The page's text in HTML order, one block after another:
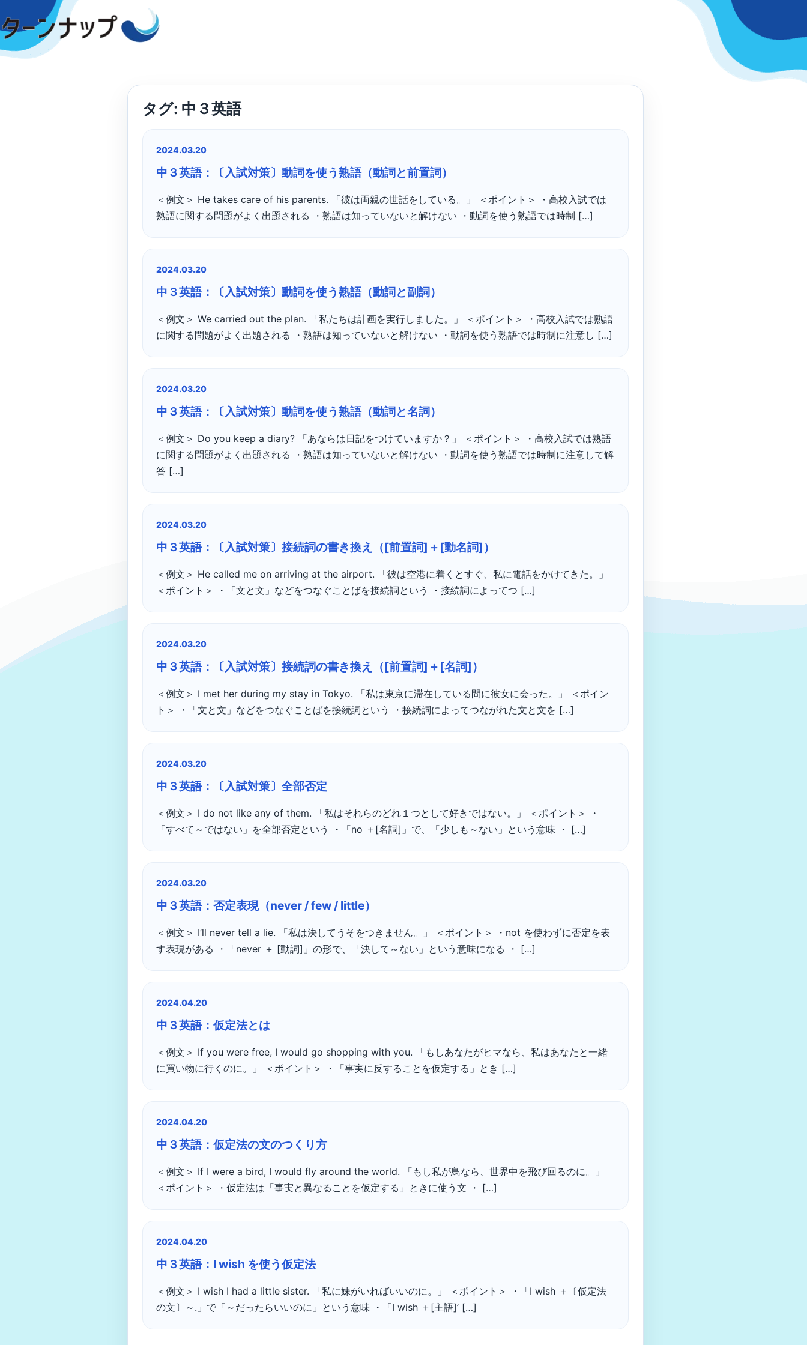
to
content
タグ: 中３英語
2024.03.20
中３英語：〔入試対策〕動詞を使う熟語（動詞と前置詞）
＜例文＞ He takes care of his parents. 「彼は両親の世話をしている。」 ＜ポイント＞ ・高校入試では
熟語に関する問題がよく出題される ・熟語は知っていないと解けない ・動詞を使う熟語では時制 […]
2024.03.20
中３英語：〔入試対策〕動詞を使う熟語（動詞と副詞）
＜例文＞ We carried out the plan. 「私たちは計画を実行しました。」 ＜ポイント＞ ・高校入試では熟語
に関する問題がよく出題される ・熟語は知っていないと解けない ・動詞を使う熟語では時制に注意し […]
2024.03.20
中３英語：〔入試対策〕動詞を使う熟語（動詞と名詞）
＜例文＞ Do you keep a diary? 「あならは日記をつけていますか？」 ＜ポイント＞ ・高校入試では熟語
に関する問題がよく出題される ・熟語は知っていないと解けない ・動詞を使う熟語では時制に注意して解
答 […]
2024.03.20
中３英語：〔入試対策〕接続詞の書き換え（[前置詞]＋[動名詞]）
＜例文＞ He called me on arriving at the airport. 「彼は空港に着くとすぐ、私に電話をかけてきた。」
＜ポイント＞ ・「文と文」などをつなぐことばを接続詞という ・接続詞によってつ […]
2024.03.20
中３英語：〔入試対策〕接続詞の書き換え（[前置詞]＋[名詞]）
＜例文＞ I met her during my stay in Tokyo. 「私は東京に滞在している間に彼女に会った。」 ＜ポイン
ト＞ ・「文と文」などをつなぐことばを接続詞という ・接続詞によってつながれた文と文を […]
2024.03.20
中３英語：〔入試対策〕全部否定
＜例文＞ I do not like any of them. 「私はそれらのどれ１つとして好きではない。」 ＜ポイント＞ ・
「すべて～ではない」を全部否定という ・「no ＋[名詞]」で、「少しも～ない」という意味 ・ […]
2024.03.20
中３英語：否定表現（never / few / little）
＜例文＞ I’ll never tell a lie. 「私は決してうそをつきません。」 ＜ポイント＞ ・not を使わずに否定を表
す表現がある ・「never ＋ [動詞]」の形で、「決して～ない」という意味になる ・ […]
2024.04.20
中３英語：仮定法とは
＜例文＞ If you were free, I would go shopping with you. 「もしあなたがヒマなら、私はあなたと一緒
に買い物に行くのに。」 ＜ポイント＞ ・「事実に反することを仮定する」とき […]
2024.04.20
中３英語：仮定法の文のつくり方
＜例文＞ If I were a bird, I would fly around the world. 「もし私が鳥なら、世界中を飛び回るのに。」
＜ポイント＞ ・仮定法は「事実と異なることを仮定する」ときに使う文 ・ […]
2024.04.20
中３英語：I wish を使う仮定法
＜例文＞ I wish I had a little sister. 「私に妹がいればいいのに。」 ＜ポイント＞ ・「I wish ＋〔仮定法
の文〕～.」で「～だったらいいのに」という意味 ・「I wish ＋[主語]’ […]